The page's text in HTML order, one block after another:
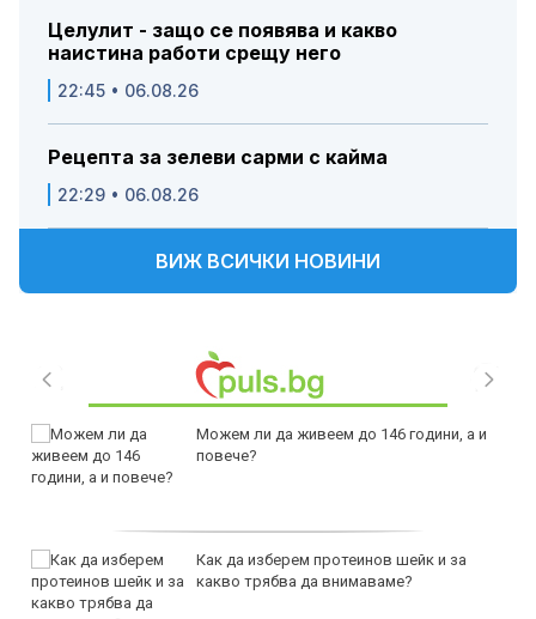
Целулит - защо се появява и какво
наистина работи срещу него
22:45 • 06.08.26
Рецепта за зелеви сарми с кайма
22:29 • 06.08.26
ВИЖ ВСИЧКИ НОВИНИ
Можем ли да живеем до 146 години, а и
повече?
Как да изберем протеинов шейк и за
какво трябва да внимаваме?